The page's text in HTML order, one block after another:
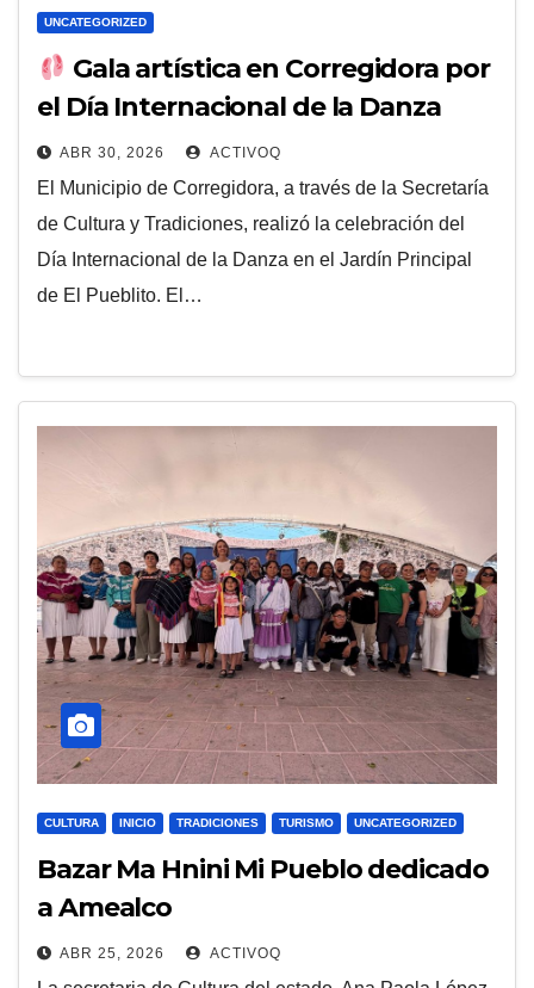
UNCATEGORIZED
Gala artística en Corregidora por
el Día Internacional de la Danza
ABR 30, 2026 ACTIVOQ
El Municipio de Corregidora, a través de la Secretaría
de Cultura y Tradiciones, realizó la celebración del
Día Internacional de la Danza en el Jardín Principal
de El Pueblito. El…
CULTURA INICIO TRADICIONES TURISMO UNCATEGORIZED
Bazar Ma Hnini Mi Pueblo dedicado
a Amealco
ABR 25, 2026 ACTIVOQ